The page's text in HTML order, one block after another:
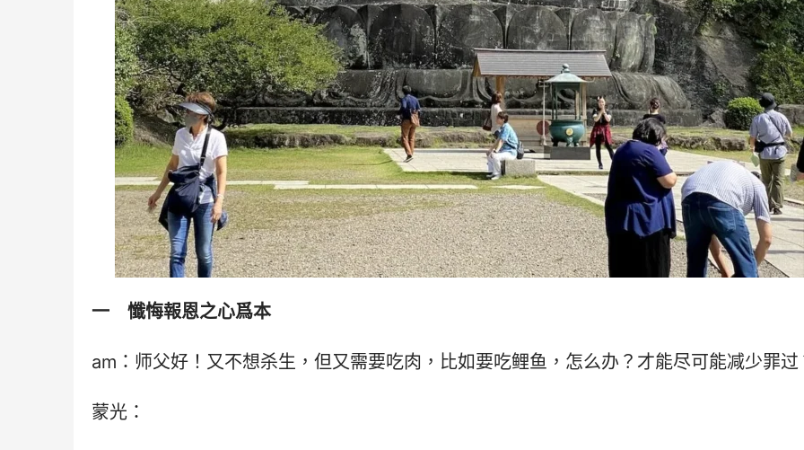
一　懺悔報恩之心爲本
am：师父好！又不想杀生，但又需要吃肉，比如要吃鲤鱼，怎么办？才能尽可能减少罪过
蒙光：